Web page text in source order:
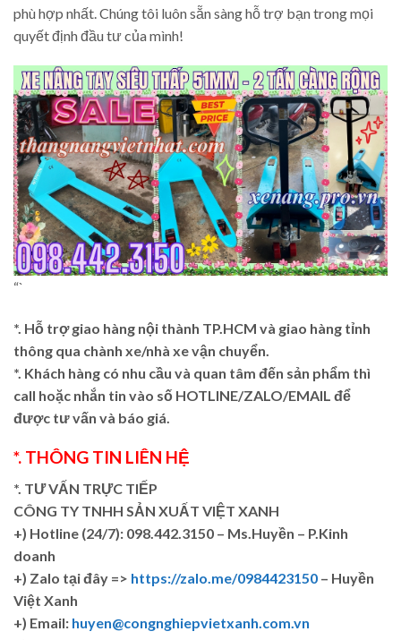
phù hợp nhất. Chúng tôi luôn sẵn sàng hỗ trợ bạn trong mọi
quyết định đầu tư của mình!
“`
*. Hỗ trợ giao hàng nội thành TP.HCM và giao hàng tỉnh
thông qua chành xe/nhà xe vận chuyển.
*. Khách hàng có nhu cầu và quan tâm đến sản phẩm thì
call hoặc nhắn tin vào số HOTLINE/ZALO/EMAIL để
được tư vấn và báo giá.
*. THÔNG TIN LIÊN HỆ
*. TƯ VẤN TRỰC TIẾP
CÔNG TY TNHH SẢN XUẤT VIỆT XANH
+) Hotline (24/7): 098.442.3150 – Ms.Huyền – P.Kinh
doanh
+) Zalo tại đây => https://zalo.me/0984423150 – Huyền
Việt Xanh
+) Email: huyen@congnghiepvietxanh.com.vn